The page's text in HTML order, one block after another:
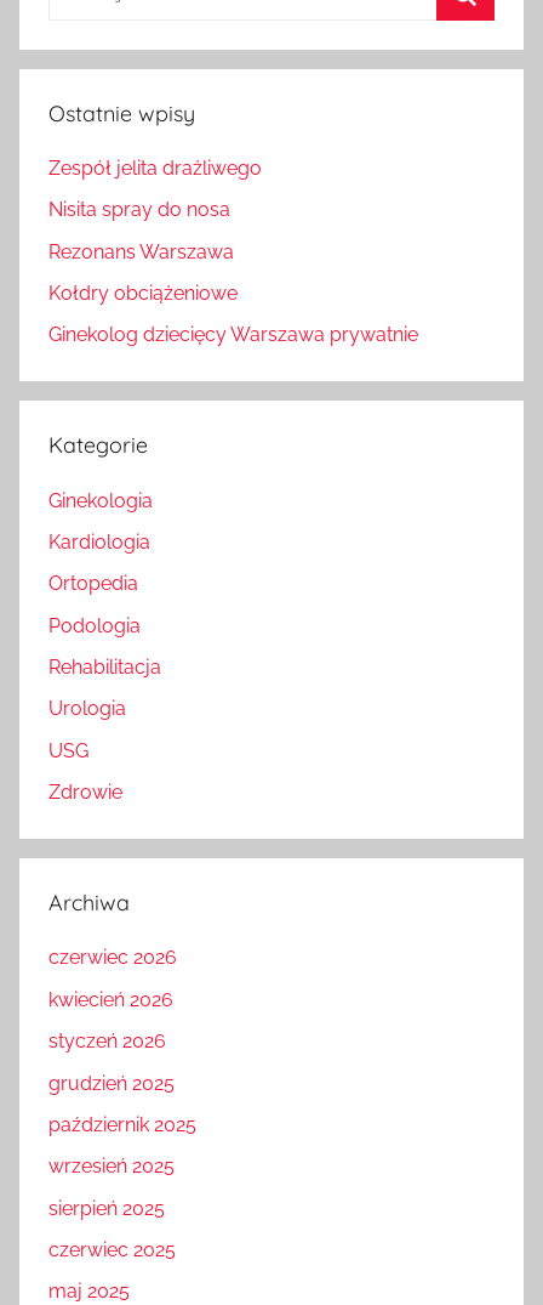
Ostatnie wpisy
Zespół jelita drażliwego
Nisita spray do nosa
Rezonans Warszawa
Kołdry obciążeniowe
Ginekolog dziecięcy Warszawa prywatnie
Kategorie
Ginekologia
Kardiologia
Ortopedia
Podologia
Rehabilitacja
Urologia
USG
Zdrowie
Archiwa
czerwiec 2026
kwiecień 2026
styczeń 2026
grudzień 2025
październik 2025
wrzesień 2025
sierpień 2025
czerwiec 2025
maj 2025